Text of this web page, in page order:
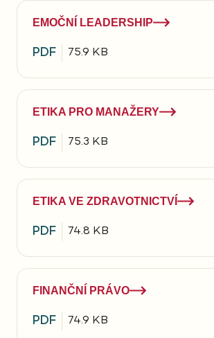
EMOČNÍ LEADERSHIP
PDF 75.9 KB
ETIKA PRO MANAŽERY
PDF 75.3 KB
ETIKA VE ZDRAVOTNICTVÍ
PDF 74.8 KB
FINANČNÍ PRÁVO
PDF 74.9 KB